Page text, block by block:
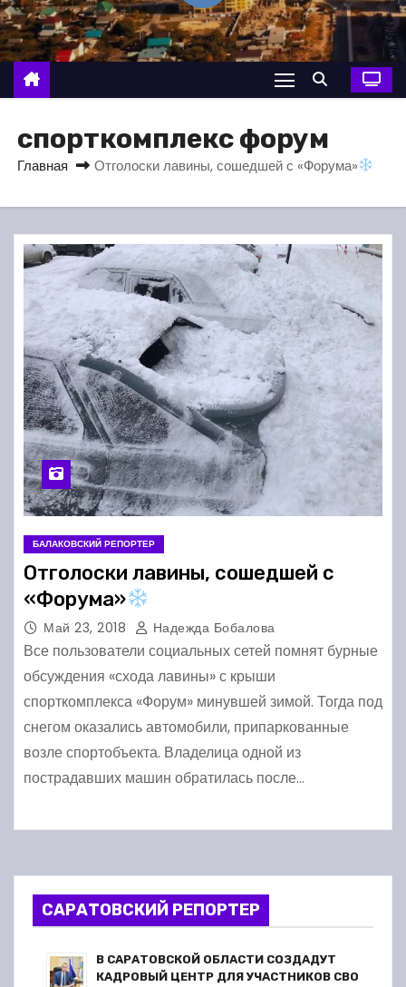
о
м
у
спорткомплекс форум
Главная Отголоски лавины, сошедшей с «Форума»
БАЛАКОВСКИЙ РЕПОРТЕР
Отголоски лавины, сошедшей с
«Форума»
Май 23, 2018 Надежда Бобалова
Все пользователи социальных сетей помнят бурные
обсуждения «схода лавины» с крыши
спорткомплекса «Форум» минувшей зимой. Тогда под
снегом оказались автомобили, припаркованные
возле спортобъекта. Владелица одной из
пострадавших машин обратилась после…
САРАТОВСКИЙ РЕПОРТЕР
В САРАТОВСКОЙ ОБЛАСТИ СОЗДАДУТ
КАДРОВЫЙ ЦЕНТР ДЛЯ УЧАСТНИКОВ СВО